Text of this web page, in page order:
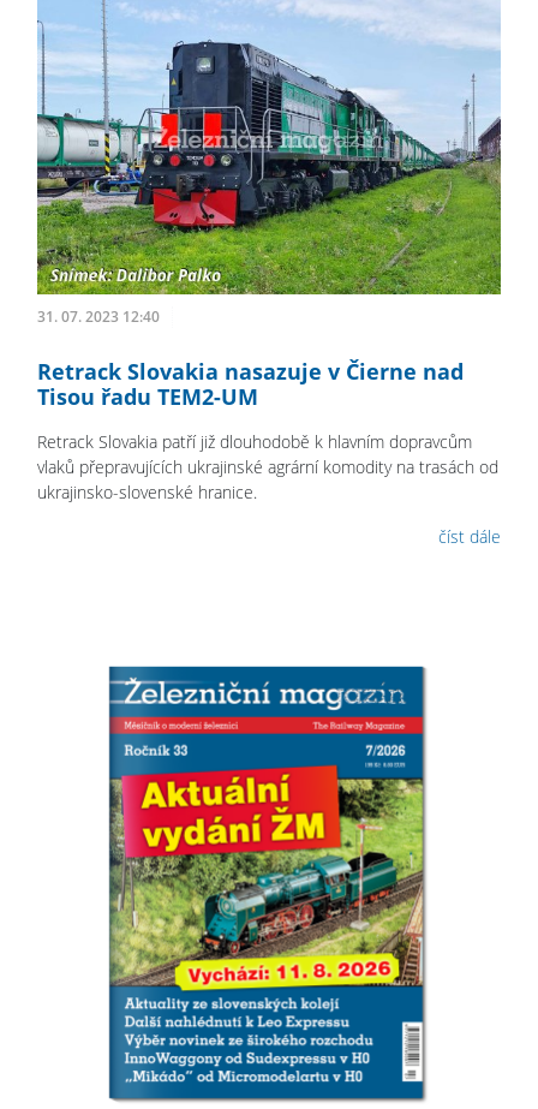
31. 07. 2023 12:40
Retrack Slovakia nasazuje v Čierne nad
Tisou řadu TEM2-UM
Retrack Slovakia patří již dlouhodobě k hlavním dopravcům
vlaků přepravujících ukrajinské agrární komodity na trasách od
ukrajinsko-slovenské hranice.
číst dále